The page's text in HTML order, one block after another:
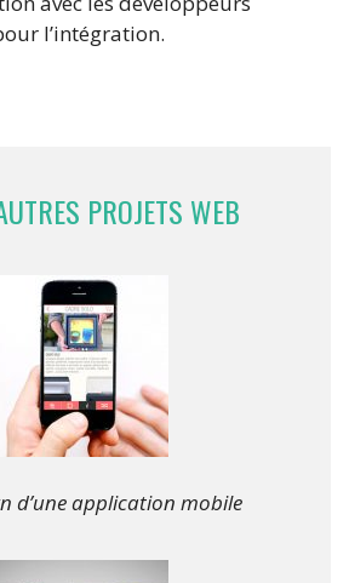
l’intégration.
PROJETS WEB
d’une application mobile